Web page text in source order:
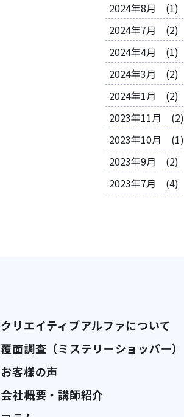
2024年8月 (1)
2024年7月 (2)
2024年4月 (1)
2024年3月 (2)
2024年1月 (2)
2023年11月 (2)
2023年10月 (1)
2023年9月 (2)
2023年7月 (4)
クリエイティブアルファについて
覆面調査（ミステリーショッパー）
お客様の声
会社概要・講師紹介